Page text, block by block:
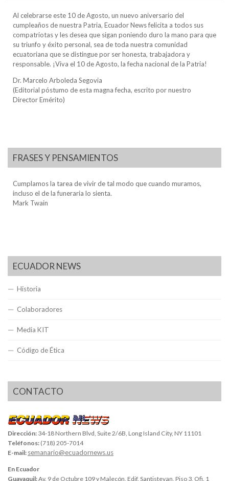
Al celebrarse este 10 de Agosto, un nuevo aniversario del
cumpleaños de nuestra Patria, Ecuador News felicita a todos sus
compatriotas y les desea que sigan poniendo duro la mano para que
su triunfo y éxito personal, sea de toda nuestra comunidad
ecuatoriana que se distingue por ser honesta, trabajadora y
responsable. ¡Viva el 10 de Agosto, la fecha nacional de la Patria!
Dr. Marcelo Arboleda Segovia
(Editorial póstumo de esta magna fecha, escrito por nuestro
Director Emérito)
FRASES Y PENSAMIENTOS
Cumplamos la tarea de vivir de tal modo que cuando muramos,
incluso el de la funeraria lo sienta.
Mark Twain
ECUADOR NEWS
Historia
Colaboradores
Media KIT
Código de Ética
CONTACTO
Dirección: 34-18 Northern Blvd, Suite 2/6B, Long Island City, NY 11101
Teléfonos: (718) 205-7014
E-mail: semanario@ecuadornews.us
En Ecuador
Guayaquil:Av. 9 de Octubre 109 y Malecón, Edif. Santistevan, Piso 3, Ofi. 1